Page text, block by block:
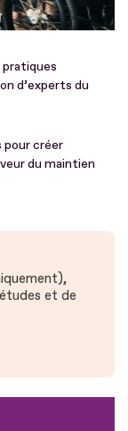
d’experts du
pour créer
du maintien
et de